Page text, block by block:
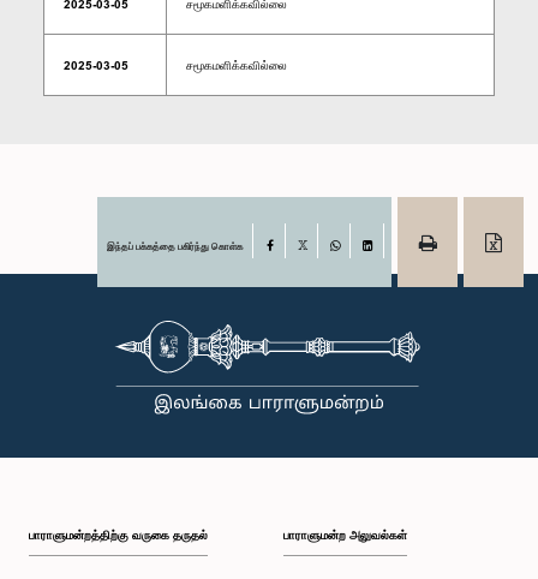
2025-03-05 சமூகமளிக்கவில்லை
2025-03-05 சமூகமளிக்கவில்லை
இந்தப் பக்கத்தை பகிர்ந்து கொள்க Facebook
பாராளுமன்றத்திற்கு வருகை தருதல் பாராளுமன்ற அலுவல்கள்